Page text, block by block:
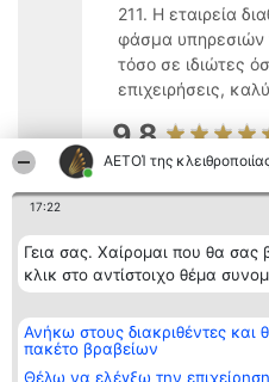
ΑΕΤΟΊ της
17:22
Γεια σας. Χαίρομαι που θα σας
κλικ στο αντίστοιχο θέμα
Ανήκω στους διακριθέντες
πακέτο βραβείων
Θέλω να ελέγξω την
211. Η εταιρεία
φάσμα υπηρεσιών
τόσο σε ιδιώτες
επιχειρήσεις,
9.8
κατάταξης
BEAUTIFUL COMPANY
Μονοπρόσωπη ΙΚΕ
ΤΗΛ. ΕΠΙΚΟΙΝΩΝΙΑΣ:
email:
aetoi@beautifulcompany.co
Λίστα
των
Όροι &